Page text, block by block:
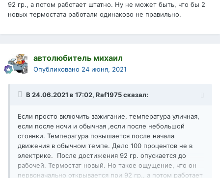
92 гр., а потом работает штатно. Ну не может быть, что бы 2
новых термостата работали одинаково не правильно.
автолюбитель михаил
Опубликовано 24 июня, 2021
В 24.06.2021 в 17:02, Raf1975сказал:
Если просто включить зажигание, температура уличная,
если после ночи и обычная ,если после небольшой
стоянки. Температура повышается после начала
движения в обычном темпе. Дело 100 процентов не в
электрике. После достижения 92 гр. опускается до
рабочей. Термостат новый. Но такое ощущение, что он
первоначально открывается при 92 гр., а потом работает